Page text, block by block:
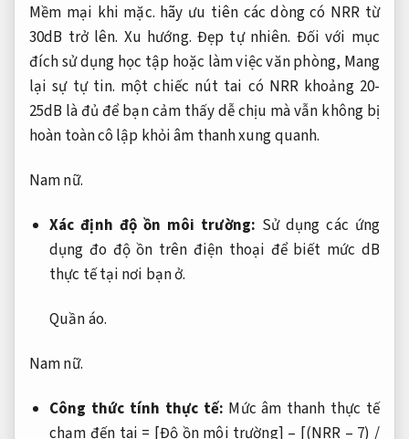
Mềm mại khi mặc. hãy ưu tiên các dòng có NRR từ
30dB trở lên. Xu hướng. Đẹp tự nhiên. Đối với mục
đích sử dụng học tập hoặc làm việc văn phòng, Mang
lại sự tự tin. một chiếc nút tai có NRR khoảng 20-
25dB là đủ để bạn cảm thấy dễ chịu mà vẫn không bị
hoàn toàn cô lập khỏi âm thanh xung quanh.
Nam nữ.
Xác định độ ồn môi trường: Sử dụng các ứng
dụng đo độ ồn trên điện thoại để biết mức dB
thực tế tại nơi bạn ở.
Quần áo.
Nam nữ.
Công thức tính thực tế: Mức âm thanh thực tế
chạm đến tai = [Độ ồn môi trường] – [(NRR – 7) /